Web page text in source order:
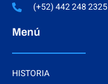
(+52) 442 248 2325
Menú
HISTORIA